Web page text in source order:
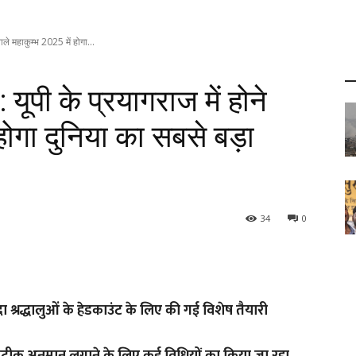
महाकुम्भ 2025 में होगा...
के प्रयागराज में होने
दुनिया का सबसे बड़ा
0
34
के हेडकाउंट के लिए की गई विशेष तैयारी